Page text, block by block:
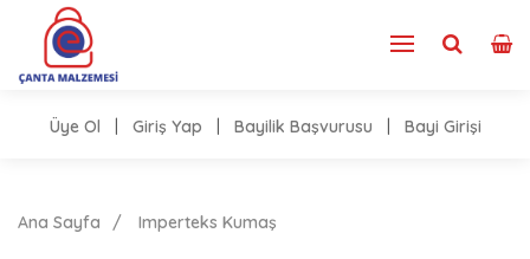
Üye Ol Giriş Yap Bayilik Başvurusu Bayi Girişi
Ana Sayfa Imperteks Kumaş